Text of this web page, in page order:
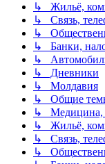
↳ Жильё,
↳ Связь,
↳
↳ Банки,
↳
↳ Дневники
↳ Молдавия
↳ Общие
↳ Медицина,
↳ Жильё,
↳ Связь,
↳